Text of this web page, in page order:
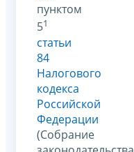
пунктом
51
статьи
84
Налогового
кодекса
Российской
Федерации
(Собрание